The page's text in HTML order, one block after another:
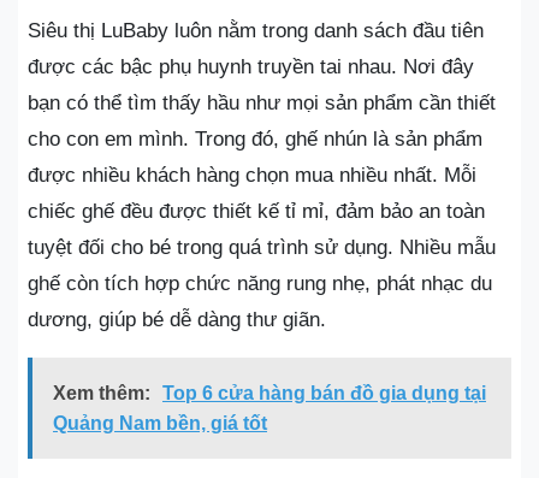
Siêu thị LuBaby luôn nằm trong danh sách đầu tiên
được các bậc phụ huynh truyền tai nhau. Nơi đây
bạn có thể tìm thấy hầu như mọi sản phẩm cần thiết
cho con em mình. Trong đó, ghế nhún là sản phẩm
được nhiều khách hàng chọn mua nhiều nhất. Mỗi
chiếc ghế đều được thiết kế tỉ mỉ, đảm bảo an toàn
tuyệt đối cho bé trong quá trình sử dụng. Nhiều mẫu
ghế còn tích hợp chức năng rung nhẹ, phát nhạc du
dương, giúp bé dễ dàng thư giãn.
Xem thêm:
Top 6 cửa hàng bán đồ gia dụng tại
Quảng Nam bền, giá tốt